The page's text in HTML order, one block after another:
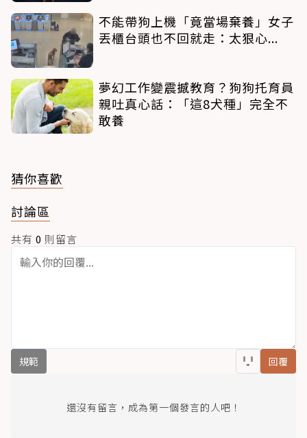
不能帶狗上機「竟當場棄養」女子
丟櫃台頭也不回就走：太狠心...
夢幻工作變震撼教育？狗狗托育員
親吐真心話：「這8犬種」完全不
敢養
猜你喜歡
討論區
共有 0 則留言
規範 回覆
還沒有留言，成為第一個發言的人吧！